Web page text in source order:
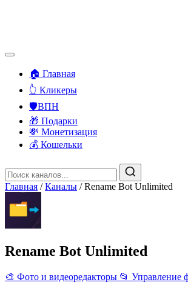
🏠 Главная
👆 Кликеры
🛡️ВПН
🎁 Подарки
💸 Монетизация
💰 Кошельки
Главная / Каналы / Rename Bot Unlimited
Rename Bot Unlimited
🎨 Фото и видеоредакторы 📂 Управление